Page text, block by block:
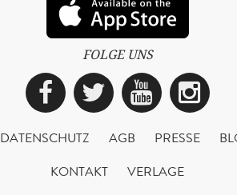
FOLGE UNS
Facebook
Twitter
DATENSCHUTZ AGB PRESSE
KONTAKT
VERLAGE